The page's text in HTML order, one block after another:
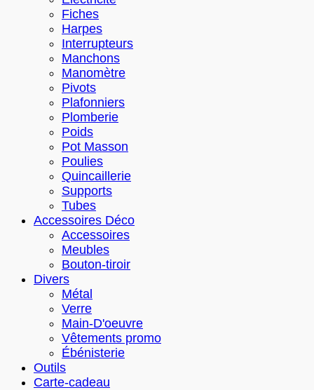
Fiches
Harpes
Interrupteurs
Manchons
Manomètre
Pivots
Plafonniers
Plomberie
Poids
Pot Masson
Poulies
Quincaillerie
Supports
Tubes
Accessoires Déco
Accessoires
Meubles
Bouton-tiroir
Divers
Métal
Verre
Main-D'oeuvre
Vêtements promo
Ébénisterie
Outils
Carte-cadeau